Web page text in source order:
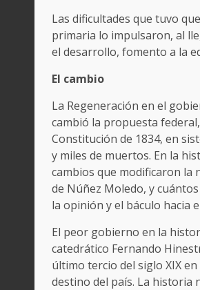
Las dificultades que tuvo
primaria lo impulsaron, al
el desarrollo, fomento a la
El cambio
La Regeneración en el
cambió la propuesta
Constitución de 1834, en
y miles de muertos. En la
cambios que modificaron la
de Núñez Moledo, y
la opinión y el báculo hacia
El peor gobierno en la
catedrático Fernando
último tercio del siglo XIX
destino del país. La historia